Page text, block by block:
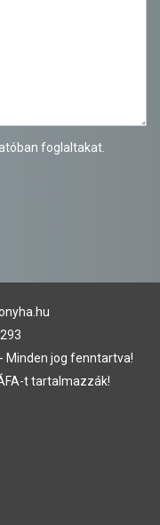
foglaltakat.
Minden jog fenntartva!
t tartalmazzák!